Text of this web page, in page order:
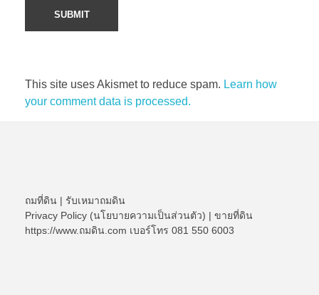
This site uses Akismet to reduce spam. Learn how
your comment data is processed.
ถมที่ดิน | รับเหมาถมดิน
Privacy Policy (นโยบายความเป็นส่วนตัว) | ขายที่ดิน
https://www.ถมดิน.com เบอร์โทร 081 550 6003